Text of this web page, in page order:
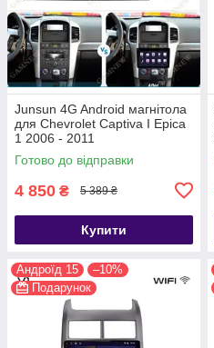
Junsun 4G Android магнітола
для Chevrolet Captiva I Epica
1 2006 - 2011
Готово до відправки
4 850 ₴ 5 389 ₴
Купити
Андроїд 15
–10%
Подарунок